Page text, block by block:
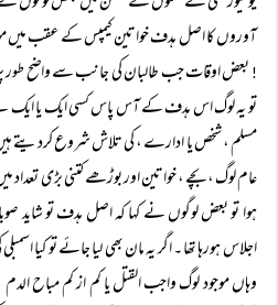
آوروں کا اصل ہدف خواتین کیمپس کے عقب میں
! بعض اوقات جب طالبان کی جانب سے واضح طور
تو یہ لوگ اس ہدف کے آس پاس کسی ایک یا ایک سے
مسلم ، شخص یا ادارے ، کی تلاش شروع کردیتے
عام لوگ ، بچے ، خواتین اور بوڑھے کتنی بڑی تعداد
ہوا تو بعض لوگوں نے کہا کہ اصل ہدف تو شاید
اجلاس ہورہا تھا ۔ اگر یہ مان بھی لیا جائے تو کیا
وہاں موجود لوگ واجب القتل یا کم از کم مباح